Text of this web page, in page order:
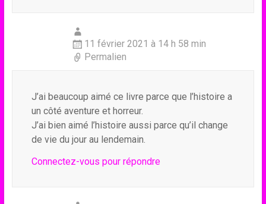
11 février 2021 à 14 h 58 min
Permalien
J’ai beaucoup aimé ce livre parce que l’histoire a
un côté aventure et horreur.
J’ai bien aimé l’histoire aussi parce qu’il change
de vie du jour au lendemain.
Connectez-vous pour répondre